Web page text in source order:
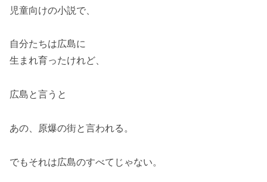
児童向けの小説で、
自分たちは広島に
生まれ育ったけれど、
広島と言うと
あの、原爆の街と言われる。
でもそれは広島のすべてじゃない。